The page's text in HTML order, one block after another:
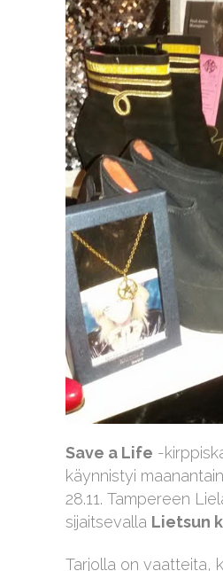
Save a Life -
käynnistyi
28.11. Tampereen
sijaitsevalla Lietsun
Tarjolla on vaatteita,